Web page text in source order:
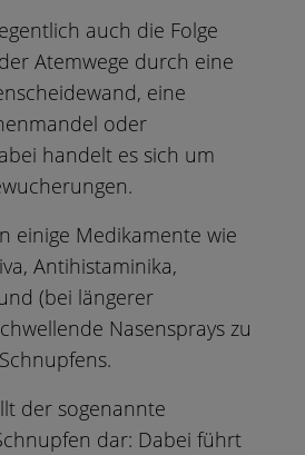
auch die Folge
Atemwege durch eine
eine
oder
handelt es sich um
einige Medikamente wie
Antihistaminika,
(bei längerer
Nasensprays zu
der sogenannte
dar: Dabei führt